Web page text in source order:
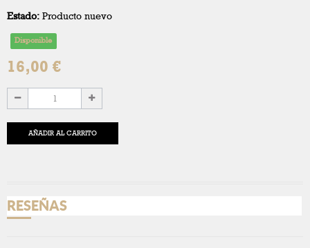
Estado: Producto nuevo
Disponible
16,00 €
AÑADIR AL CARRITO
RESEÑAS